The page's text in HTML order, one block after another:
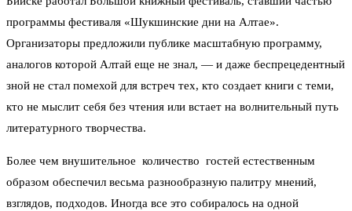
программы фестиваля «Шукшинские дни на Алтае».
Организаторы предложили публике масштабную программу,
аналогов которой Алтай еще не знал, — и даже беспрецедентный
зной не стал помехой для встреч тех, кто создает книги с теми,
кто не мыслит себя без чтения или встает на волнительный путь
литературного творчества.
Более чем внушительное количество гостей естественным
образом обеспечил весьма разнообразную палитру мнений,
взглядов, подходов. Иногда все это собиралось на одной